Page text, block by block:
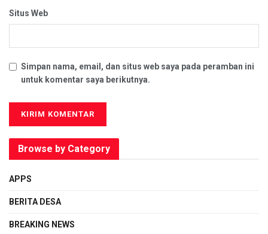
Situs Web
Simpan nama, email, dan situs web saya pada peramban ini
untuk komentar saya berikutnya.
Browse by Category
APPS
BERITA DESA
BREAKING NEWS